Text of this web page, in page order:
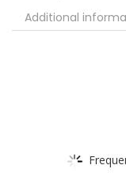
Additional